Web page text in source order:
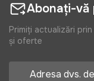
Abonați-
Primiți actualizări
și oferte